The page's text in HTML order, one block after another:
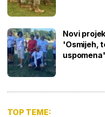
Novi
'Osmijeh,
uspomena'
TOP TEME: